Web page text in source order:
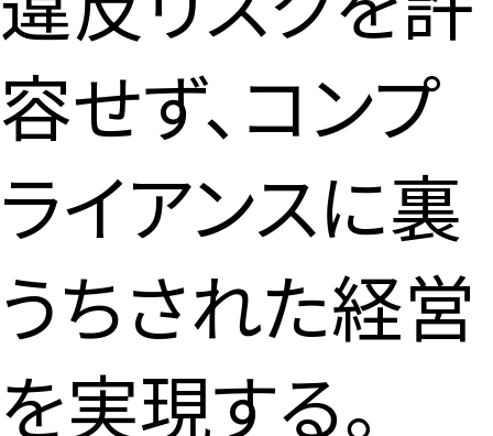
容せず、コンプ
ライアンスに裏
うちされた経営
を実現する。